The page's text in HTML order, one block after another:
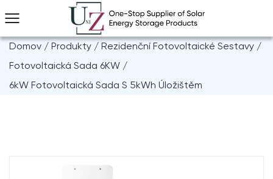
Domov / Produkty / Rezidenční Fotovoltaické Sestavy /
Fotovoltaická Sada 6KW /
6kW Fotovoltaická Sada S 5kWh Úložištěm